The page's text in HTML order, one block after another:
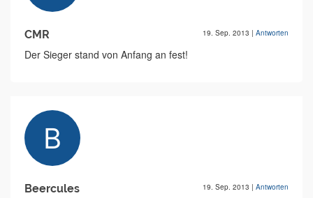
CMR 19. Sep. 2013 | Antworten
Der Sieger stand von Anfang an fest!
Beercules 19. Sep. 2013 | Antworten